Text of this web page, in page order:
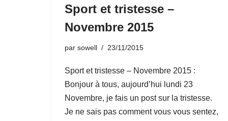
Sport et tristesse –
Novembre 2015
par sowell 23/11/2015
Sport et tristesse – Novembre 2015 :
Bonjour à tous, aujourd’hui lundi 23
Novembre, je fais un post sur la tristesse.
Je ne sais pas comment vous vous sentez,